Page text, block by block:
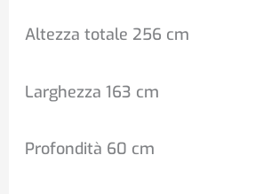
Altezza totale 256 cm
Larghezza 163 cm
Profondità 60 cm